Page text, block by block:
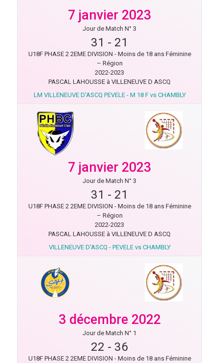
7 janvier 2023
Jour de Match N° 3
31 - 21
U18F PHASE 2 2EME DIVISION - Moins de 18 ans Féminine
– Région
2022-2023
PASCAL LAHOUSSE à VILLENEUVE D ASCQ
LM VILLENEUVE D'ASCQ PEVELE - M 18 F vs CHAMBLY
7 janvier 2023
Jour de Match N° 3
31 - 21
U18F PHASE 2 2EME DIVISION - Moins de 18 ans Féminine
– Région
2022-2023
PASCAL LAHOUSSE à VILLENEUVE D ASCQ
VILLENEUVE D'ASCQ - PEVELE vs CHAMBLY
3 décembre 2022
Jour de Match N° 1
22 - 36
U18F PHASE 2 2EME DIVISION - Moins de 18 ans Féminine